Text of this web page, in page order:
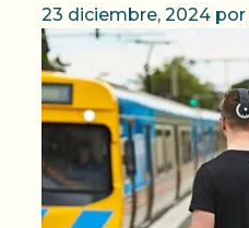
23 diciembre, 2024 por